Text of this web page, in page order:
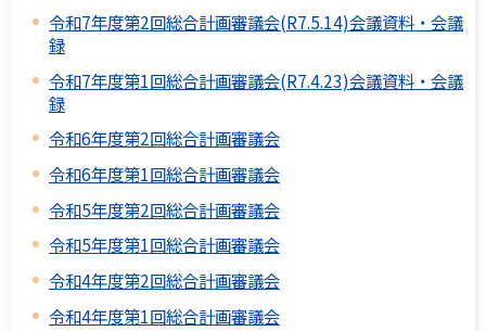
令和7年度第2回総合計画審議会(R7.5.14)会議資料・会議
録
令和7年度第1回総合計画審議会(R7.4.23)会議資料・会議
録
令和6年度第2回総合計画審議会
令和6年度第1回総合計画審議会
令和5年度第2回総合計画審議会
令和5年度第1回総合計画審議会
令和4年度第2回総合計画審議会
令和4年度第1回総合計画審議会